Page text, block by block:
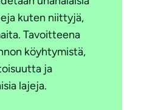
kuten niittyjä,
Tavoitteena
köyhtymistä,
ja
lajeja.